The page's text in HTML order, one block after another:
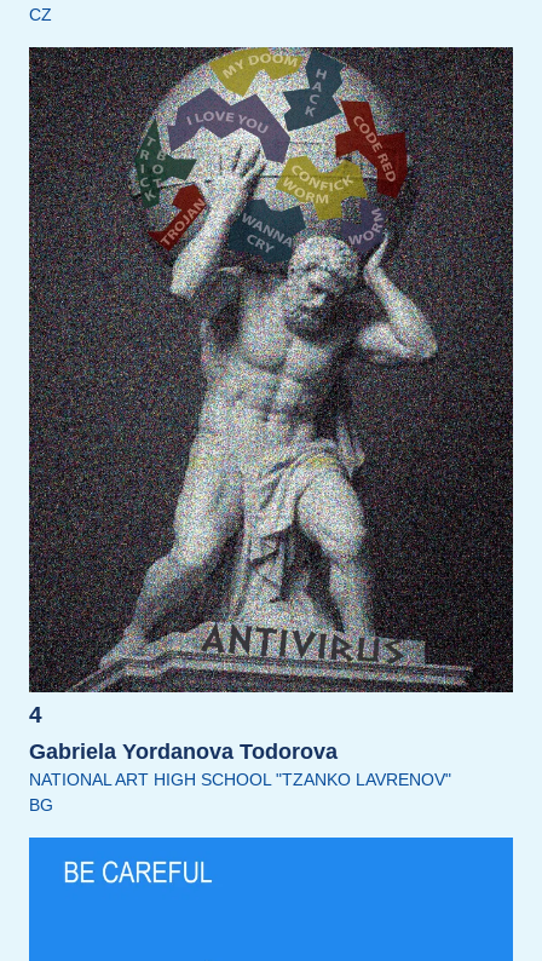
CZ
4
Gabriela Yordanova Todorova
NATIONAL ART HIGH SCHOOL "TZANKO LAVRENOV"
BG